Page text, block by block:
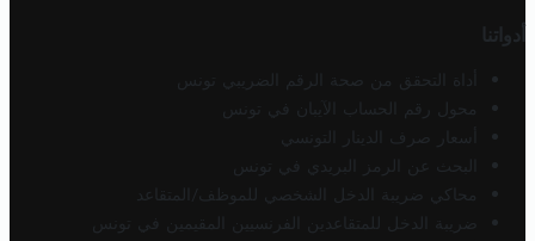
أدواتنا
أداة التحقق من صحة الرقم الضريبي تونس
محول رقم الحساب الآيبان في تونس
أسعار صرف الدينار التونسي
البحث عن الرمز البريدي في تونس
محاكي ضريبة الدخل الشخصي للموظف/المتقاعد
ضريبة الدخل للمتقاعدين الفرنسيين المقيمين في تونس